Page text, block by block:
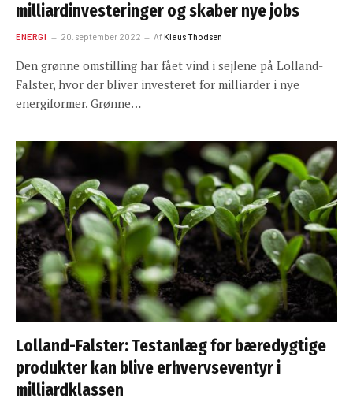
milliardinvesteringer og skaber nye jobs
ENERGI 20. september 2022 AfKlaus Thodsen
Den grønne omstilling har fået vind i sejlene på Lolland-
Falster, hvor der bliver investeret for milliarder i nye
energiformer. Grønne…
Lolland-Falster: Testanlæg for bæredygtige
produkter kan blive erhvervseventyr i
milliardklassen